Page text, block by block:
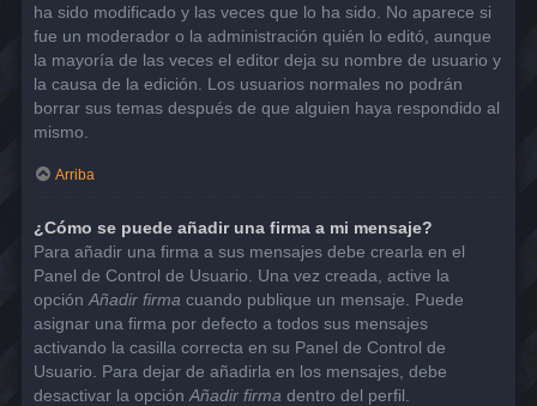
ha sido modificado y las veces que lo ha sido. No aparece si
fue un moderador o la administración quién lo editó, aunque
la mayoría de las veces el editor deja su nombre de usuario y
la causa de la edición. Los usuarios normales no podrán
borrar sus temas después de que alguien haya respondido al
mismo.
Arriba
¿Cómo se puede añadir una firma a mi mensaje?
Para añadir una firma a sus mensajes debe crearla en el
Panel de Control de Usuario. Una vez creada, active la
opción Añadir firma cuando publique un mensaje. Puede
asignar una firma por defecto a todos sus mensajes
activando la casilla correcta en su Panel de Control de
Usuario. Para dejar de añadirla en los mensajes, debe
desactivar la opción Añadir firma dentro del perfil.